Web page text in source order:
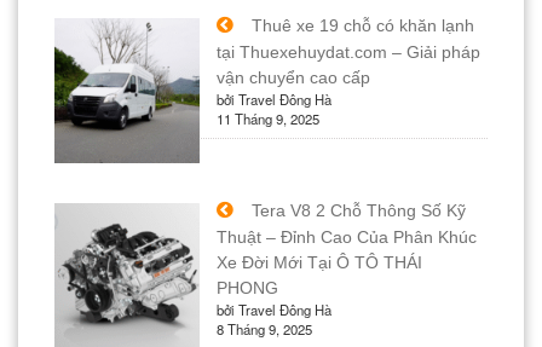
Thuê xe 19 chỗ có khăn lạnh
tại Thuexehuydat.com – Giải pháp
vận chuyển cao cấp
bởi Travel Đông Hà
11 Tháng 9, 2025
Tera V8 2 Chỗ Thông Số Kỹ
Thuật – Đỉnh Cao Của Phân Khúc
Xe Đời Mới Tại Ô TÔ THÁI
PHONG
bởi Travel Đông Hà
8 Tháng 9, 2025